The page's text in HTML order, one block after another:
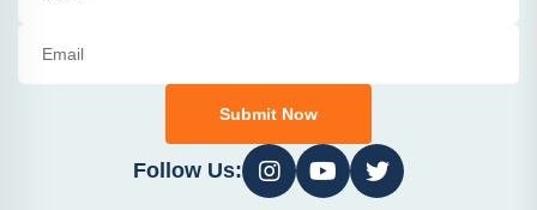
Submit Now
Follow Us: